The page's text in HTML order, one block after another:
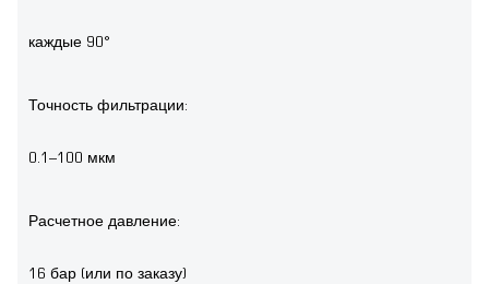
каждые 90°
Точность фильтрации:
0.1–100 мкм
Расчетное давление:
16 бар (или по заказу)